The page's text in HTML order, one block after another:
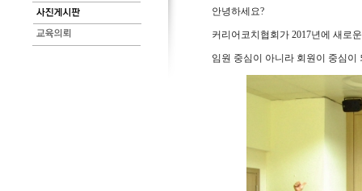
안녕하세요?
커리어코치협회가 2017년에 새로
임원 중심이 아니라 회원이 중심이